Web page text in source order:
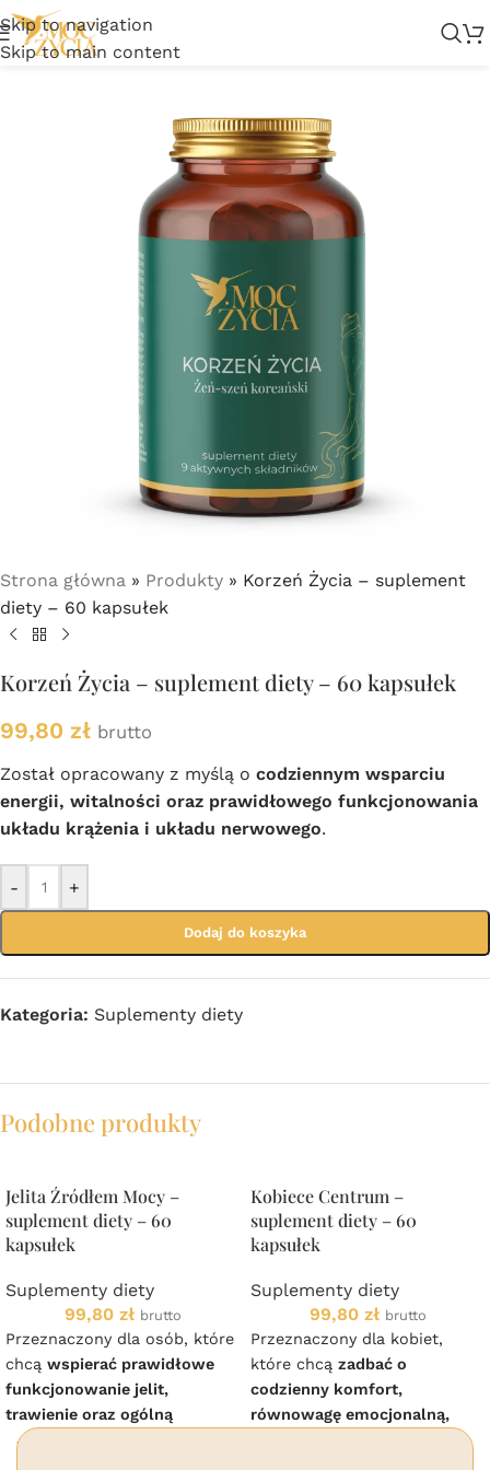
Skip to navigation
Skip to main content
Strona główna » Produkty » Korzeń Życia – suplement
diety – 60 kapsułek
Korzeń Życia – suplement diety – 60 kapsułek
99,80 zł brutto
Został opracowany z myślą o codziennym wsparciu
energii, witalności oraz prawidłowego funkcjonowania
układu krążenia i układu nerwowego.
- +
Dodaj do koszyka
Kategoria: Suplementy diety
Podobne produkty
Jelita Źródłem Mocy –
suplement diety – 60
kapsułek
Suplementy diety
99,80 zł brutto
Przeznaczony dla osób, które
chcą wspierać prawidłowe
funkcjonowanie jelit,
trawienie oraz ogólną
kondycję organizmu
Kobiece Centrum –
suplement diety – 60
kapsułek
Suplementy diety
99,80 zł brutto
Przeznaczony dla kobiet,
które chcą zadbać o
codzienny komfort,
równowagę emocjonalną,